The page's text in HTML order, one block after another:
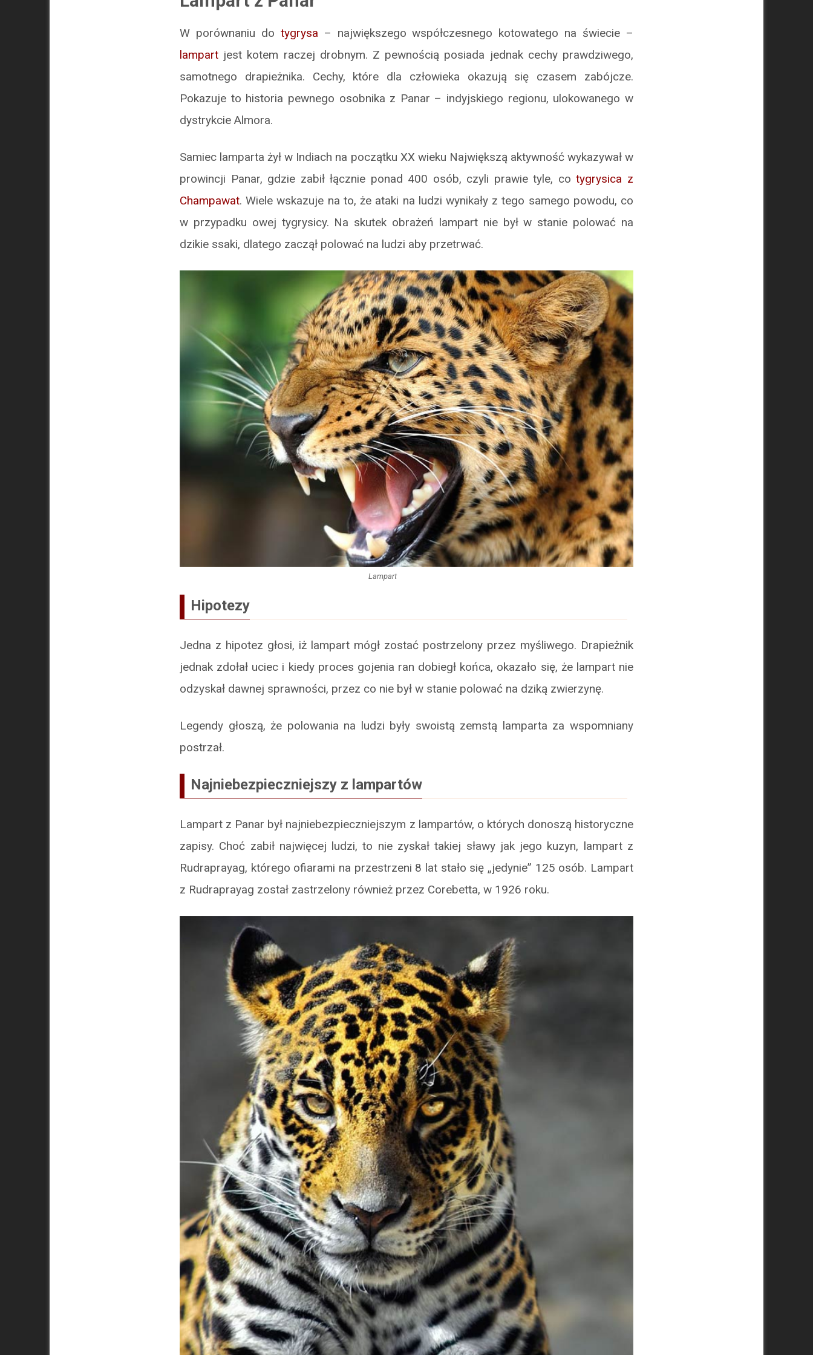
W porównaniu do tygrysa – największego współczesnego kotowatego na świecie –
lampart jest kotem raczej drobnym. Z pewnością posiada jednak cechy prawdziwego,
samotnego drapieżnika. Cechy, które dla człowieka okazują się czasem zabójcze.
Pokazuje to historia pewnego osobnika z Panar – indyjskiego regionu, ulokowanego w
dystrykcie Almora.
Samiec lamparta żył w Indiach na początku XX wieku Największą aktywność wykazywał w
prowincji Panar, gdzie zabił łącznie ponad 400 osób, czyli prawie tyle, cotygrysica z
Champawat. Wiele wskazuje na to, że ataki na ludzi wynikały z tego samego powodu, co
w przypadku owej tygrysicy. Na skutek obrażeń lampart nie był w stanie polować na
dzikie ssaki, dlatego zaczął polować na ludzi aby przetrwać.
Lampart
Hipotezy
Jedna z hipotez głosi, iż lampart mógł zostać postrzelony przez myśliwego. Drapieżnik
jednak zdołał uciec i kiedy proces gojenia ran dobiegł końca, okazało się, że lampart nie
odzyskał dawnej sprawności, przez co nie był w stanie polować na dziką zwierzynę.
Legendy głoszą, że polowania na ludzi były swoistą zemstą lamparta za wspomniany
postrzał.
Najniebezpieczniejszy z lampartów
Lampart z Panar był najniebezpieczniejszym z lampartów, o których donoszą historyczne
zapisy. Choć zabił najwięcej ludzi, to nie zyskał takiej sławy jak jego kuzyn, lampart z
Rudraprayag, którego ofiarami na przestrzeni 8 lat stało się „jedynie” 125 osób. Lampart
z Rudraprayag został zastrzelony również przez Corebetta, w 1926 roku.